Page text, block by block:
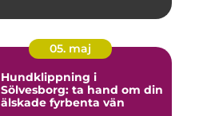
05. maj
Hundklippning i
Sölvesborg: ta hand om din
älskade fyrbenta vän